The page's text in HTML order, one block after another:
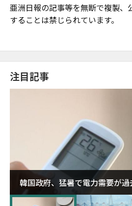
亜洲日報の記事等を無断で複製、
することは禁じられています。
注目記事
韓国政府、猛暑で電力需要が